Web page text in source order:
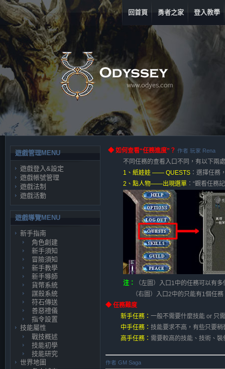
回首頁 勇者之家 登入教學
遊戲管理MENU
遊戲登入&設定
遊戲帳號管理
遊戲法制
遊戲活動
遊戲導覽MENU
新手指南
角色創建
新手須知
冒險須知
新手教學
新手導師
貨幣系統
謀殺系統
符石傳送
善惡禮儀
指令設置
技能屬性
戰技概述
技能初學
技能研究
世界地圖
◆ 如何查看“任務進度”？ 作者 玩家 Rena
不同任務的查看入口不同，有以下兩
1、紙娃娃 —— QUESTS：選擇任務
2、點人物——出現選單：“觀看任務
注：
（左圖）入口1中的任務可以有
（右圖）入口2中的只能有1個任務
◆ 任務難度
新手任務： 一般不需要什麼技能 or 只
中手任務： 技能要求不高，有些只要
高手任務： 需要較高的技能、技術、
作者 GM Saga